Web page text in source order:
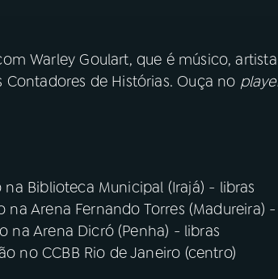
Warley Goulart, que é músico,
de Histórias. Ouça no
na Biblioteca Municipal (Irajá) - libras
na Arena Fernando Torres (Madureira)
na Arena Dicró (Penha) - libras
no CCBB Rio de Janeiro (centro)